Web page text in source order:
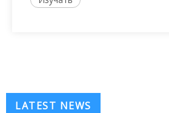
LATEST NEWS